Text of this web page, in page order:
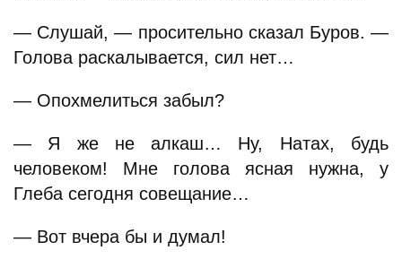
— Слушай, — просительно сказал Буров. —
Голова раскалывается, сил нет…
— Опохмелиться забыл?
— Я же не алкаш… Ну, Натах, будь
человеком! Мне голова ясная нужна, у
Глеба сегодня совещание…
— Вот вчера бы и думал!